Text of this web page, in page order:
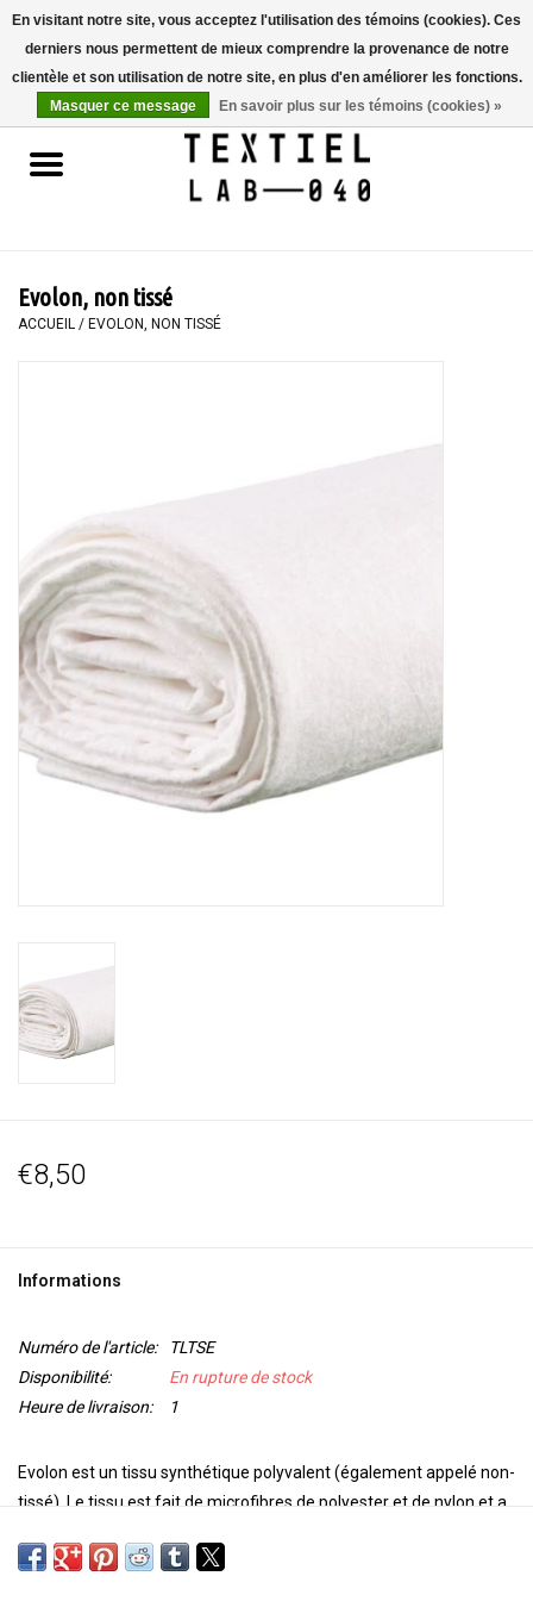
Accueil
LIVRES
PEINTURE
OUTILS
Blog
Evolon, non tissé
ACCUEIL / EVOLON, NON TISSÉ
€8,50
Informations
Numéro de l'article:
TLTSE
Disponibilité:
En rupture de stock
Heure de livraison:
1
Evolon est un tissu synthétique polyvalent(également appelé non-
tissé). Le tissu est fait de microfibres de polyester et de nylon et a
également appelé
suède végétalien
En visitant notre site, vous acceptez l'utilisation des témoins (cookies). Ces
derniers nous permettent de mieux comprendre la provenance de notre
clientèle et son utilisation de notre site, en plus d'en améliorer les fonctions.
Masquer ce message
En savoir plus sur les témoins (cookies) »